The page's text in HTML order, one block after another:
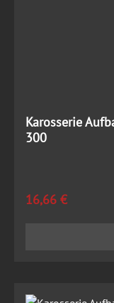
Karosserie
300
Regulärer Preis:
16,66 €